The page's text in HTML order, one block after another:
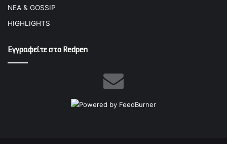
ΝΕΑ & GOSSIP
HIGHLIGHTS
Εγγραφείτε στο Redpen